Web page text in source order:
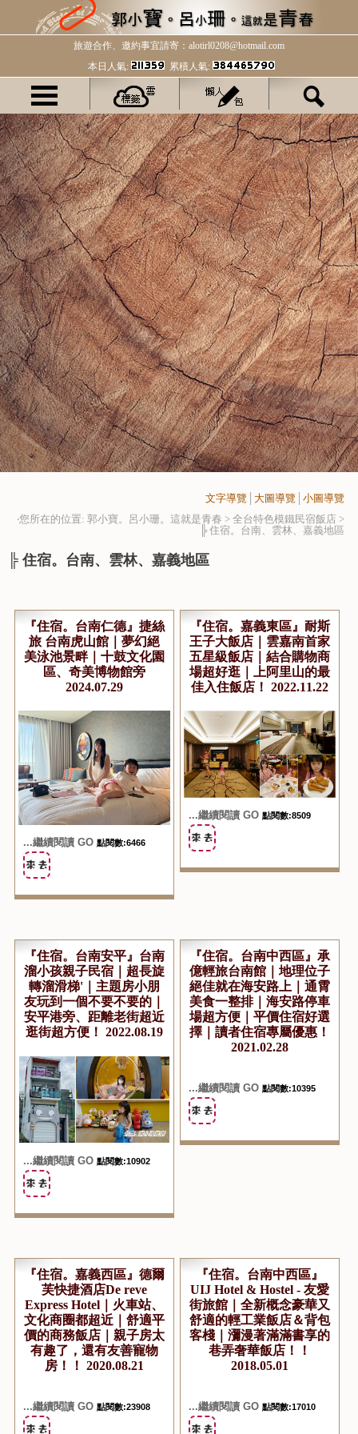
旅遊合作、邀約事宜請寄：alotirl0208@hotmail.com
本日人氣:
累積人氣:
文字導覽│ 大圖導覽│ 小圖導覽
‧您所在的位置: 郭小寶。呂小珊。這就是青春 > 全台特色模鐵民宿飯店 >
╠ 住宿。台南、雲林、嘉義地區
╠ 住宿。台南、雲林、嘉義地區
『住宿。台南仁德』捷絲
旅 台南虎山館｜夢幻絕
美泳池景畔｜十鼓文化園
區、奇美博物館旁
2024.07.29
...繼續閱讀 GO 點閱數:6466
『住宿。嘉義東區』耐斯
王子大飯店｜雲嘉南首家
五星級飯店｜結合購物商
場超好逛｜上阿里山的最
佳入住飯店！ 2022.11.22
...繼續閱讀 GO 點閱數:8509
『住宿。台南安平』台南
溜小孩親子民宿｜超長旋
轉溜滑梯'｜主題房小朋
友玩到一個不要不要的｜
安平港旁、距離老街超近
逛街超方便！ 2022.08.19
...繼續閱讀 GO 點閱數:10902
『住宿。台南中西區』承
億輕旅台南館｜地理位子
絕佳就在海安路上｜通霄
美食一整排｜海安路停車
場超方便｜平價住宿好選
擇｜讀者住宿專屬優惠！
2021.02.28
『住宿。嘉義西區』德爾
芙快捷酒店De reve
Express Hotel｜火車站、
文化商圈都超近｜舒適平
價的商務飯店｜親子房太
『住宿。台南中西區』
UIJ Hotel & Hostel - 友愛
街旅館｜全新概念豪華又
舒適的輕工業飯店＆背包
客棧｜瀰漫著滿滿書享的